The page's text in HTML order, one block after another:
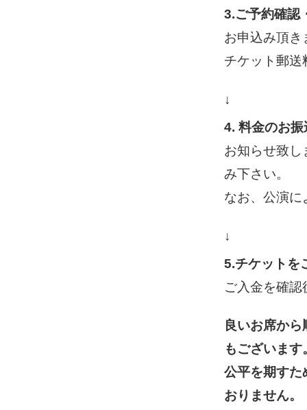
3.ご予約確認
お申込み頂き
チケット郵
↓
4. 料金のお振
お知らせ致し
み下さい。
なお、公演に
↓
5.チケットを
ご入金を確
良いお席か
もございます
公平を期すた
おりません。